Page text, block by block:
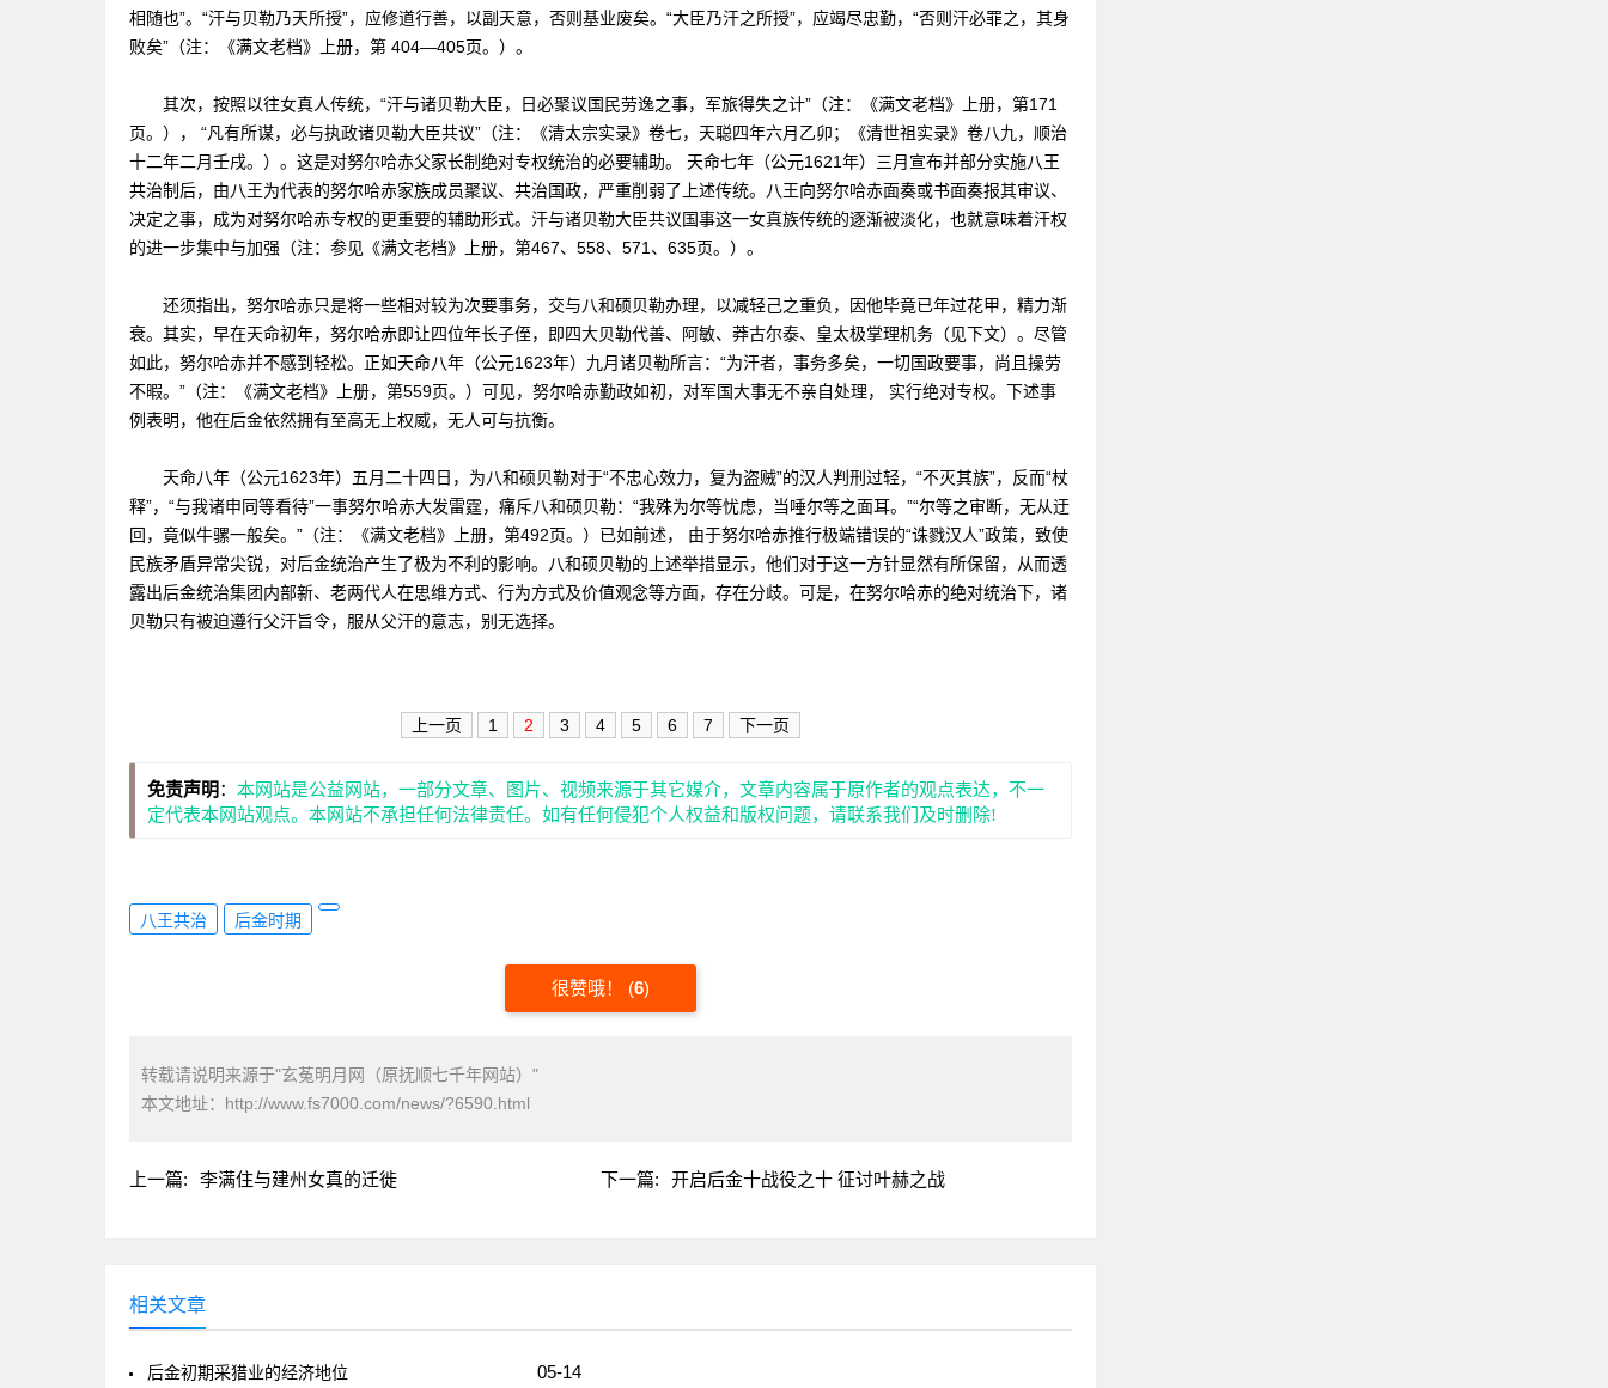
相随也”。“汗与贝勒乃天所授”，应修道行善，以副天意，否则基业废矣。“大臣乃汗之所授”，应竭尽忠勤，“否则汗必罪之，其身
败矣”（注：《满文老档》上册，第 404—405页。）。
其次，按照以往女真人传统，“汗与诸贝勒大臣，日必聚议国民劳逸之事，军旅得失之计”（注：《满文老档》上册，第171
页。）， “凡有所谋，必与执政诸贝勒大臣共议”（注：《清太宗实录》卷七，天聪四年六月乙卯；《清世祖实录》卷八九，顺治
十二年二月壬戌。）。这是对努尔哈赤父家长制绝对专权统治的必要辅助。 天命七年（公元1621年）三月宣布并部分实施八王
共治制后，由八王为代表的努尔哈赤家族成员聚议、共治国政，严重削弱了上述传统。八王向努尔哈赤面奏或书面奏报其审议、
决定之事，成为对努尔哈赤专权的更重要的辅助形式。汗与诸贝勒大臣共议国事这一女真族传统的逐渐被淡化，也就意味着汗权
的进一步集中与加强（注：参见《满文老档》上册，第467、558、571、635页。）。
还须指出，努尔哈赤只是将一些相对较为次要事务，交与八和硕贝勒办理，以减轻己之重负，因他毕竟已年过花甲，精力渐
衰。其实，早在天命初年，努尔哈赤即让四位年长子侄，即四大贝勒代善、阿敏、莽古尔泰、皇太极掌理机务（见下文）。尽管
如此，努尔哈赤并不感到轻松。正如天命八年（公元1623年）九月诸贝勒所言：“为汗者，事务多矣，一切国政要事，尚且操劳
不暇。”（注：《满文老档》上册，第559页。）可见，努尔哈赤勤政如初，对军国大事无不亲自处理， 实行绝对专权。下述事
例表明，他在后金依然拥有至高无上权威，无人可与抗衡。
天命八年（公元1623年）五月二十四日，为八和硕贝勒对于“不忠心效力，复为盗贼”的汉人判刑过轻，“不灭其族”，反而“杖
释”，“与我诸申同等看待”一事努尔哈赤大发雷霆，痛斥八和硕贝勒：“我殊为尔等忧虑，当唾尔等之面耳。”“尔等之审断，无从迂
回，竟似牛骡一般矣。”（注：《满文老档》上册，第492页。）已如前述， 由于努尔哈赤推行极端错误的“诛戮汉人”政策，致使
民族矛盾异常尖锐，对后金统治产生了极为不利的影响。八和硕贝勒的上述举措显示，他们对于这一方针显然有所保留，从而透
露出后金统治集团内部新、老两代人在思维方式、行为方式及价值观念等方面，存在分歧。可是，在努尔哈赤的绝对统治下，诸
贝勒只有被迫遵行父汗旨令，服从父汗的意志，别无选择。
上一页 1 2 3 4 5 6 7 下一页
免责声明 ： 本网站是公益网站，一部分文章、图片、视频来源于其它媒介，文章内容属于原作者的观点表达，不一
定代表本网站观点。本网站不承担任何法律责任。如有任何侵犯个人权益和版权问题，请联系我们及时删除!
八王共治 后金时期
很赞哦！ (6)
转载请说明来源于"玄菟明月网（原抚顺七千年网站）"
本文地址： http://www.fs7000.com/news/?6590.html
上一篇: 李满住与建州女真的迁徙 下一篇: 开启后金十战役之十 征讨叶赫之战
相关文章
05-14
后金初期采猎业的经济地位